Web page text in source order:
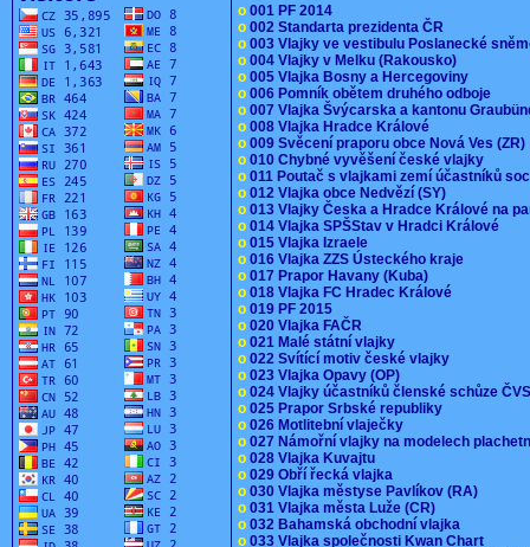
o 001 PF 2014
o 002 Standarta prezidenta ČR
o 003 Vlajky ve vestibulu Poslanecké
o 004 Vlajky v Melku (Rakousko)
o 005 Vlajka Bosny a Hercegoviny
o 006 Pomník obětem druhého odboje
o 007 Vlajka Švýcarska a kantonu
o 008 Vlajka Hradce Králové
o 009 Svěcení praporu obce Nová Ves
o 010 Chybné vyvěšení české vlajky
o 011 Poutač s vlajkami zemí účastníků
o 012 Vlajka obce Nedvězí (SY)
o 013 Vlajky Česka a Hradce Králové na
o 014 Vlajka SPŠStav v Hradci Králové
o 015 Vlajka Izraele
o 016 Vlajka ZZS Ústeckého kraje
o 017 Prapor Havany (Kuba)
o 018 Vlajka FC Hradec Králové
o 019 PF 2015
o 020 Vlajka FAČR
o 021 Malé státní vlajky
o 022 Svítící motiv české vlajky
o 023 Vlajka Opavy (OP)
o 024 Vlajky účastníků členské schůze
o 025 Prapor Srbské republiky
o 026 Motlitební vlaječky
o 027 Námořní vlajky na modelech
o 028 Vlajka Kuvajtu
o 029 Obří řecká vlajka
o 030 Vlajka městyse Pavlíkov (RA)
o 031 Vlajka města Luže (CR)
o 032 Bahamská obchodní vlajka
o 033 Vlajka společnosti Kwan Chart